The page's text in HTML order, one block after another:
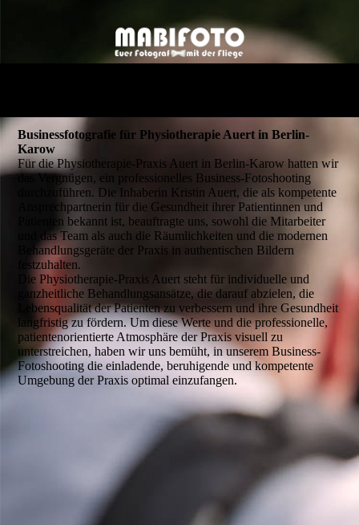
Businessfotografie für Physiotherapie Auert in Berlin-
Karow
Für die Physiotherapie-Praxis Auert in Berlin-Karow hatten wir
das Vergnügen, ein professionelles Business-Fotoshooting
durchzuführen. Die Inhaberin Kristin Auert, die als kompetente
Ansprechpartnerin für die Gesundheit ihrer Patientinnen und
Patienten bekannt ist, beauftragte uns, sowohl die Mitarbeiter
und das Team als auch die Räumlichkeiten und die modernen
Behandlungsgeräte der Praxis in authentischen Bildern
festzuhalten.
Die Physiotherapie-Praxis Auert steht für individuelle und
ganzheitliche Behandlungsansätze, die darauf abzielen, die
Lebensqualität der Patienten zu verbessern und ihre Gesundheit
langfristig zu fördern. Um diese Werte und die professionelle,
patientenorientierte Atmosphäre der Praxis visuell zu
unterstreichen, haben wir uns bemüht, in unserem Business-
Fotoshooting die einladende, beruhigende und kompetente
Umgebung der Praxis optimal einzufangen.